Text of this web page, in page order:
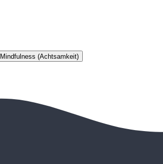
Mindfulness (Achtsamkeit)